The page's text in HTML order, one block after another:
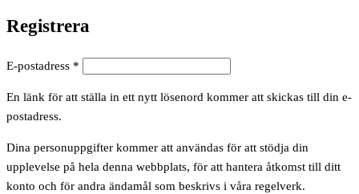
Registrera
E-postadress *
En länk för att ställa in ett nytt lösenord kommer att skickas till din e-
postadress.
Dina personuppgifter kommer att användas för att stödja din
upplevelse på hela denna webbplats, för att hantera åtkomst till ditt
konto och för andra ändamål som beskrivs i våra regelverk.